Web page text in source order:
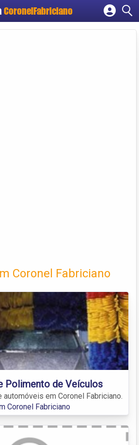
CoronelFabriciano
Cadastrar empresa
Coronel Fabriciano
Polimento de Veículos
automóveis em Coronel Fabriciano.
Coronel Fabriciano